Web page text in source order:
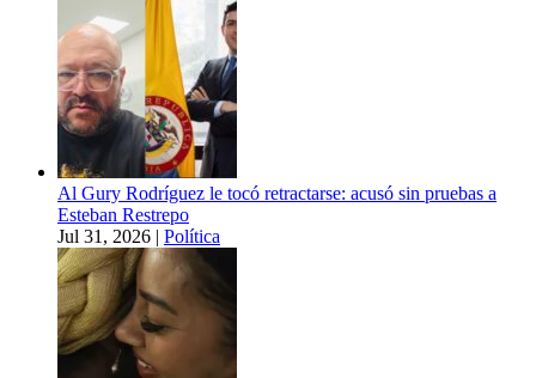
Al Gury Rodríguez le tocó retractarse: acusó sin pruebas a
Esteban Restrepo
Jul 31, 2026 | Política